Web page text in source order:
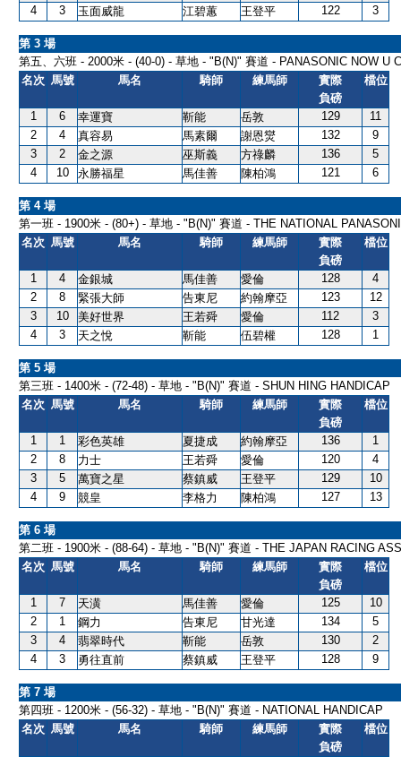
4
3 玉面威龍 江碧蕙 王登平 122 3
第 3 場
第五、六班 - 2000米 - (40-0) - 草地 - "B(N)" 賽道 - PANASONIC NOW U
名次 馬號 馬名 騎師 練馬師
實際
負磅
檔位
1 6 幸運寶 靳能 岳敦 129
11
2
4 真容易 馬素爾 謝恩爕 132
9
3
2 金之源 巫斯義 方祿麟 136
5
4
10 永勝福星 馬佳善 陳柏鴻 121 6
第 4 場
第一班 - 1900米 - (80+) - 草地 - "B(N)" 賽道 - THE NATIONAL
名次 馬號 馬名 騎師 練馬師
實際
負磅
檔位
1 4 金銀城 馬佳善 愛倫 128
4
2
8 緊張大師 告東尼 約翰摩亞 123
12
3
10 美好世界 王若舜 愛倫 112
3
4
3 天之悅 靳能 伍碧權 128 1
第 5 場
第三班 - 1400米 - (72-48) - 草地 - "B(N)" 賽道 - SHUN HING HANDICAP
名次 馬號 馬名 騎師 練馬師
實際
負磅
檔位
1 1 彩色英雄 夏捷成 約翰摩亞 136
1
2
8 力士 王若舜 愛倫 120
4
3
5 萬寶之星 蔡鎮威 王登平 129
10
4
9 競皇 李格力 陳柏鴻 127 13
第 6 場
第二班 - 1900米 - (88-64) - 草地 - "B(N)" 賽道 - THE JAPAN RACING
名次 馬號 馬名 騎師 練馬師
實際
負磅
檔位
1 7 天潢 馬佳善 愛倫 125
10
2
1 鋼力 告東尼 甘光達 134
5
3
4 翡翠時代 靳能 岳敦 130
2
4
3 勇往直前 蔡鎮威 王登平 128 9
第 7 場
第四班 - 1200米 - (56-32) - 草地 - "B(N)" 賽道 - NATIONAL HANDICAP
名次 馬號 馬名 騎師 練馬師
實際
負磅
檔位